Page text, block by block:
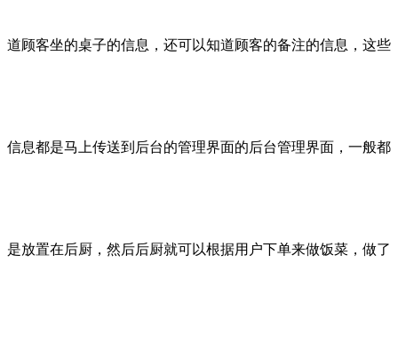
道顾客坐的桌子的信息，还可以知道顾客的备注的信息，这些
信息都是马上传送到后台的管理界面的后台管理界面，一般都
是放置在后厨，然后后厨就可以根据用户下单来做饭菜，做了